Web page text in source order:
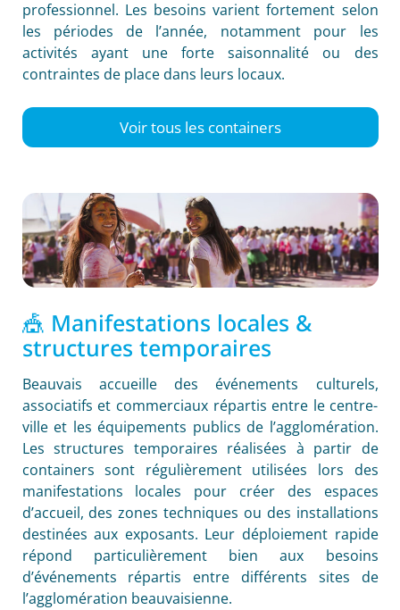
professionnel. Les besoins varient fortement selon
les périodes de l’année, notamment pour les
activités ayant une forte saisonnalité ou des
contraintes de place dans leurs locaux.
Voir tous les containers
🎪 Manifestations locales &
structures temporaires
Beauvais accueille des événements culturels,
associatifs et commerciaux répartis entre le centre-
ville et les équipements publics de l’agglomération.
Les structures temporaires réalisées à partir de
containers sont régulièrement utilisées lors des
manifestations locales pour créer des espaces
d’accueil, des zones techniques ou des installations
destinées aux exposants. Leur déploiement rapide
répond particulièrement bien aux besoins
d’événements répartis entre différents sites de
l’agglomération beauvaisienne.